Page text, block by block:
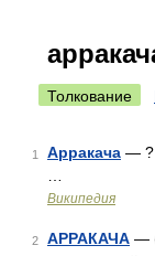
Толкование
1 Арракача — ?
Википедия
2 АРРАКАЧА —